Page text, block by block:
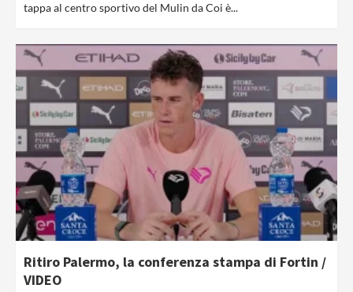
tappa al centro sportivo del Mulin da Coi è...
Ritiro Palermo, la conferenza stampa di Fortin /
VIDEO